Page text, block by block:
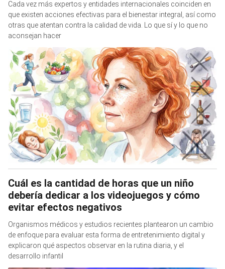
Cada vez más expertos y entidades internacionales coinciden en
que existen acciones efectivas para el bienestar integral, así como
otras que atentan contra la calidad de vida. Lo que sí y lo que no
aconsejan hacer
Cuál es la cantidad de horas que un niño
debería dedicar a los videojuegos y cómo
evitar efectos negativos
Organismos médicos y estudios recientes plantearon un cambio
de enfoque para evaluar esta forma de entretenimiento digital y
explicaron qué aspectos observar en la rutina diaria, y el
desarrollo infantil